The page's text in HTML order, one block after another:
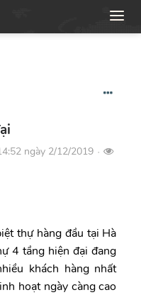
ngày 2/12/2019 ●
thự hàng đầu tại Hà
4 tầng hiện đại đang
khách hàng nhất
hoạt ngày càng cao